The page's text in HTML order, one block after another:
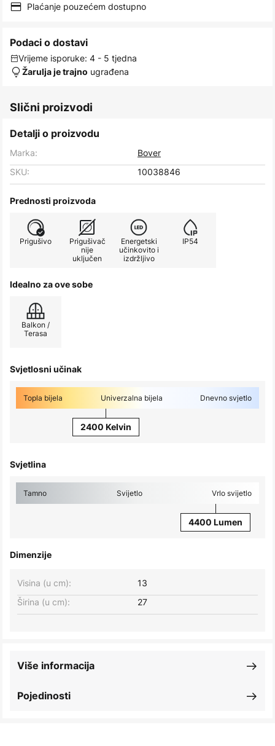
Plaćanje pouzećem dostupno
Podaci o dostavi
Vrijeme isporuke: 4 - 5 tjedna
Žarulja je trajno ugrađena
Slični proizvodi
Detalji o proizvodu
Marka:
Bover
SKU:
10038846
Prednosti proizvoda
Prigušivo
Prigušivač
nije
uključen
Energetski
učinkovito i
izdržljivo
IP54
Idealno za ove sobe
Balkon /
Terasa
Svjetlosni učinak
Topla bijela Univerzalna bijela Dnevno svjetlo
2400 Kelvin
Svjetlina
Tamno Svijetlo Vrlo svijetlo
4400 Lumen
Dimenzije
Širina (u cm): 27
Visina (u cm): 13
Pojedinosti
Više informacija